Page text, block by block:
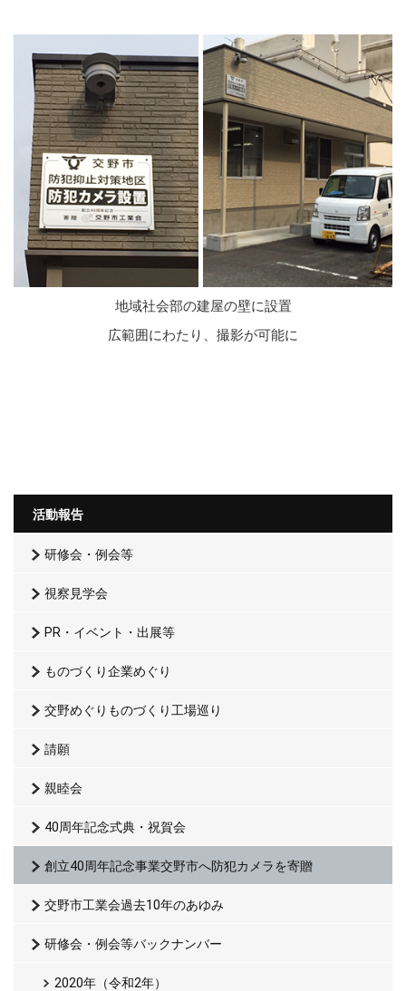
地域社会部の建屋の壁に設置
広範囲にわたり、撮影が可能に
活動報告
研修会・例会等
視察見学会
PR・イベント・出展等
ものづくり企業めぐり
交野めぐりものづくり工場巡り
請願
親睦会
40周年記念式典・祝賀会
創立40周年記念事業交野市へ防犯カメラを寄贈
交野市工業会過去10年のあゆみ
研修会・例会等バックナンバー
2020年（令和2年）